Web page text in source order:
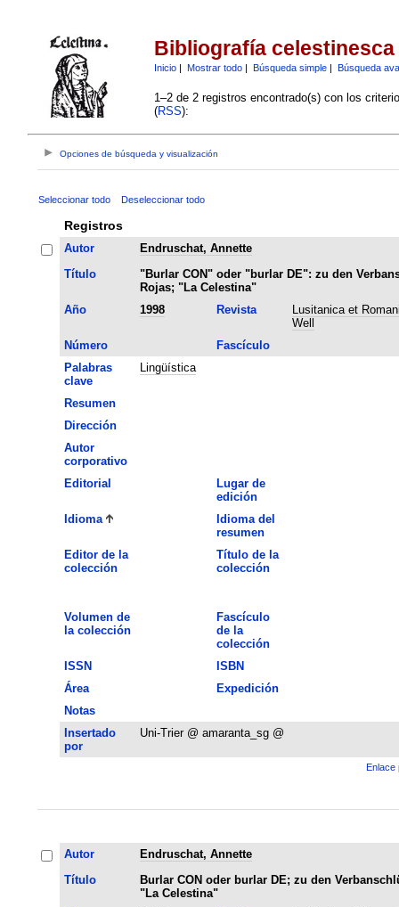
Bibliografía celestinesca
Inicio| Mostrar todo| Búsqueda simple| Búsqueda
1–2 de 2 registros encontrado(s) con los
(RSS):
Opciones de búsqueda y visualización
Seleccionar todo Deseleccionar todo
Registros
Autor
Endruschat, Annette
Título
"Burlar CON" oder "burlar DE": zu den
Rojas; "La Celestina"
Año
1998 Revista
Lusitanica et
Well
Número
Fascículo
Palabras
clave
Lingüística
Resumen
Dirección
Autor
corporativo
Editorial
Lugar de
edición
Idioma
Idioma del
resumen
Editor de la
colección
Título de la
colección
Volumen de
la colección
Fascículo
de la
colección
ISSN
ISBN
Área
Expedición
Notas
Insertado
por
Uni-Trier @ amaranta_sg @
Enlace
Autor
Endruschat, Annette
Título
Burlar CON oder burlar DE; zu den
"La Celestina"